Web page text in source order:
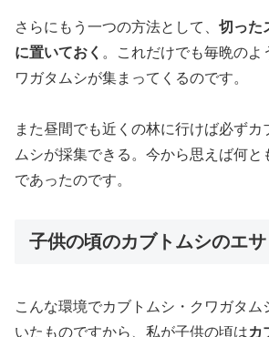
さらにもう一つの方法として、 切った
に置いておく 。これだけでも毎晩のよ
ワガタムシが集まってくるのです。
また昼間でも近くの林に行けば必ずカ
ムシが採集できる。今から思えば何と
であったのです。
子供の頃のカブトムシのエサ
こんな環境でカブトムシ・クワガタム
いたものですから、私が子供の頃はカ